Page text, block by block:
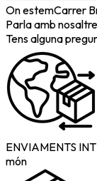
On estemCarrer
Parla amb
Tens alguna
ENVIAMENTS
món